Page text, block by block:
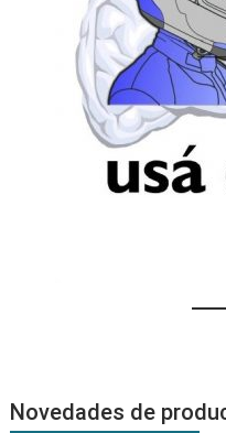
Novedades de